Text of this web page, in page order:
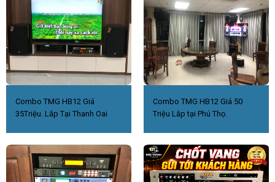
Combo TMG HB12 Giá
35Triệu. Lắp Tại Thanh Oai
Combo TMG HB12 Giá 50
Triệu Lắp tại Phú Thọ.